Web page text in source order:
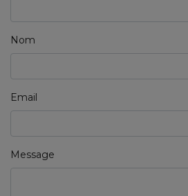
Nom
Email
Message